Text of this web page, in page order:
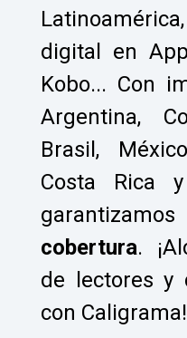
digital en
Kobo... Con
Argentina,
Brasil,
Costa Rica
cobertura.
de lectores y
con Caligrama!